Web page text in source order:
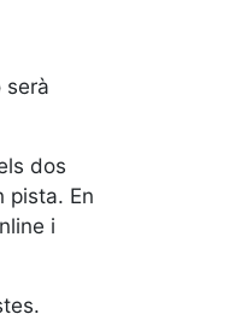
serà
dos
pista. En
i